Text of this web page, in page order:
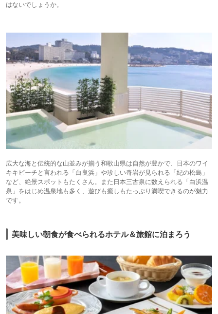
はないでしょうか。
広大な海と伝統的な山並みが揃う和歌山県は自然が豊かで、日本のワイ
キキビーチと言われる「白良浜」や珍しい奇岩が見られる「紀の松島」
など、絶景スポットもたくさん。また日本三古泉に数えられる「白浜温
泉」をはじめ温泉地も多く、遊びも癒しもたっぷり満喫できるのが魅力
です。
美味しい朝食が食べられるホテル＆旅館に泊まろう